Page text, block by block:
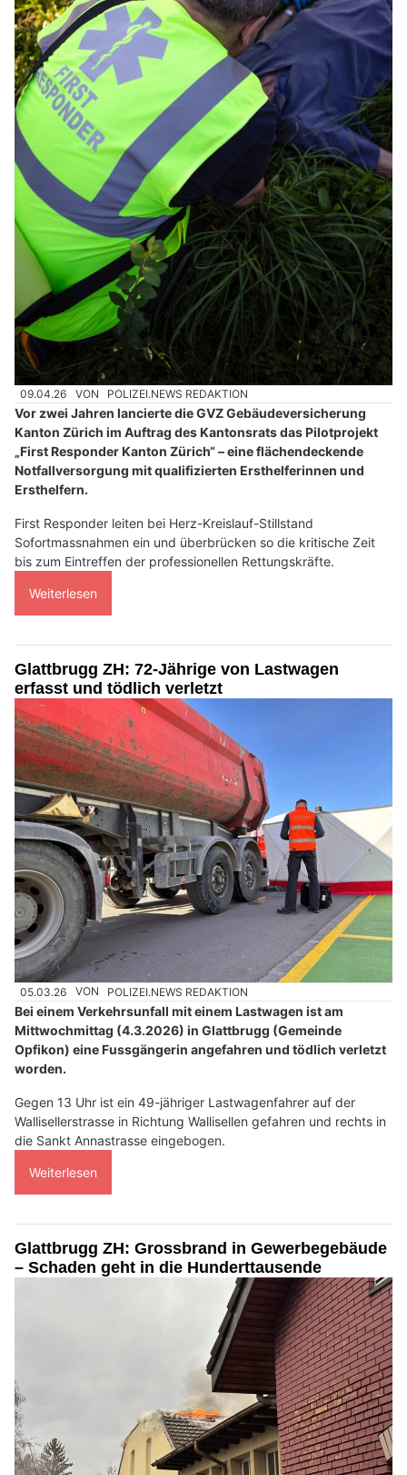
09.04.26 VON POLIZEI.NEWS REDAKTION
Vor zwei Jahren lancierte die GVZ Gebäudeversicherung
Kanton Zürich im Auftrag des Kantonsrats das Pilotprojekt
„First Responder Kanton Zürich“ – eine flächendeckende
Notfallversorgung mit qualifizierten Ersthelferinnen und
Ersthelfern.
First Responder leiten bei Herz-Kreislauf-Stillstand
Sofortmassnahmen ein und überbrücken so die kritische Zeit
bis zum Eintreffen der professionellen Rettungskräfte.
Weiterlesen
Glattbrugg ZH: 72-Jährige von Lastwagen
erfasst und tödlich verletzt
05.03.26 VON POLIZEI.NEWS REDAKTION
Bei einem Verkehrsunfall mit einem Lastwagen ist am
Mittwochmittag (4.3.2026) in Glattbrugg (Gemeinde
Opfikon) eine Fussgängerin angefahren und tödlich verletzt
worden.
Gegen 13 Uhr ist ein 49-jähriger Lastwagenfahrer auf der
Wallisellerstrasse in Richtung Wallisellen gefahren und rechts in
die Sankt Annastrasse eingebogen.
Weiterlesen
Glattbrugg ZH: Grossbrand in Gewerbegebäude
– Schaden geht in die Hunderttausende